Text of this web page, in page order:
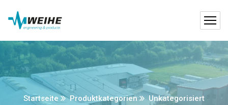
Startseite Produktkategorien Unkategorisiert